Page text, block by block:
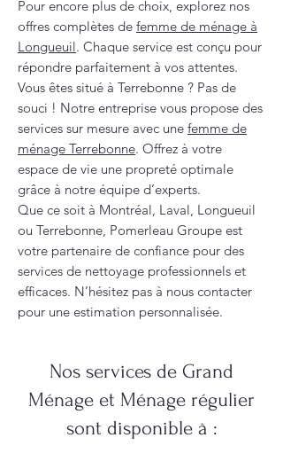
Pour encore plus de choix, explorez nos
offres complètes de femme de ménage à
Longueuil. Chaque service est conçu pour
répondre parfaitement à vos attentes.
Vous êtes situé à Terrebonne ? Pas de
souci ! Notre entreprise vous propose des
services sur mesure avec une femme de
ménage Terrebonne. Offrez à votre
espace de vie une propreté optimale
grâce à notre équipe d’experts.
Que ce soit à Montréal, Laval, Longueuil
ou Terrebonne, Pomerleau Groupe est
votre partenaire de confiance pour des
services de nettoyage professionnels et
efficaces. N’hésitez pas à nous contacter
pour une estimation personnalisée.
Nos services de Grand
Ménage et Ménage régulier
sont disponible à :